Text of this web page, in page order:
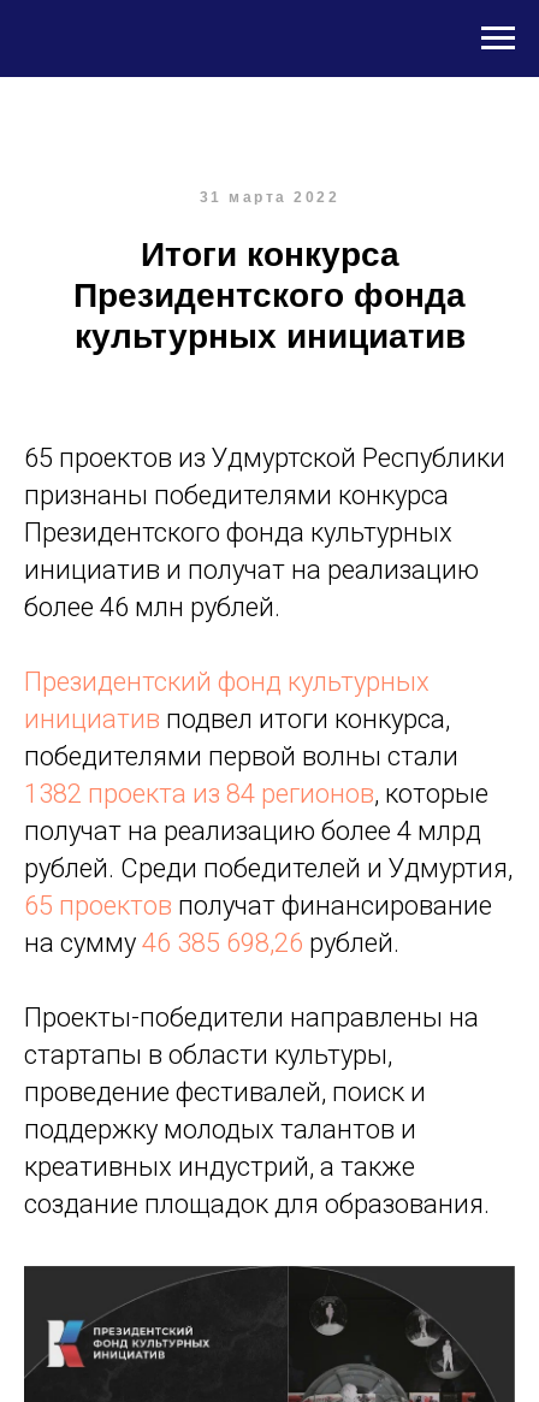
31 марта 2022
Итоги конкурса
Президентского фонда
культурных инициатив
65 проектов из Удмуртской Республики
признаны победителями конкурса
Президентского фонда культурных
инициатив и получат на реализацию
более 46 млн рублей.
Президентский фонд культурных
инициатив подвел итоги конкурса,
победителями первой волны стали
1382 проекта из 84 регионов, которые
получат на реализацию более 4 млрд
рублей. Среди победителей и Удмуртия,
65 проектов получат финансирование
на сумму 46 385 698,26 рублей.
Проекты-победители направлены на
стартапы в области культуры,
проведение фестивалей, поиск и
поддержку молодых талантов и
креативных индустрий, а также
создание площадок для образования.